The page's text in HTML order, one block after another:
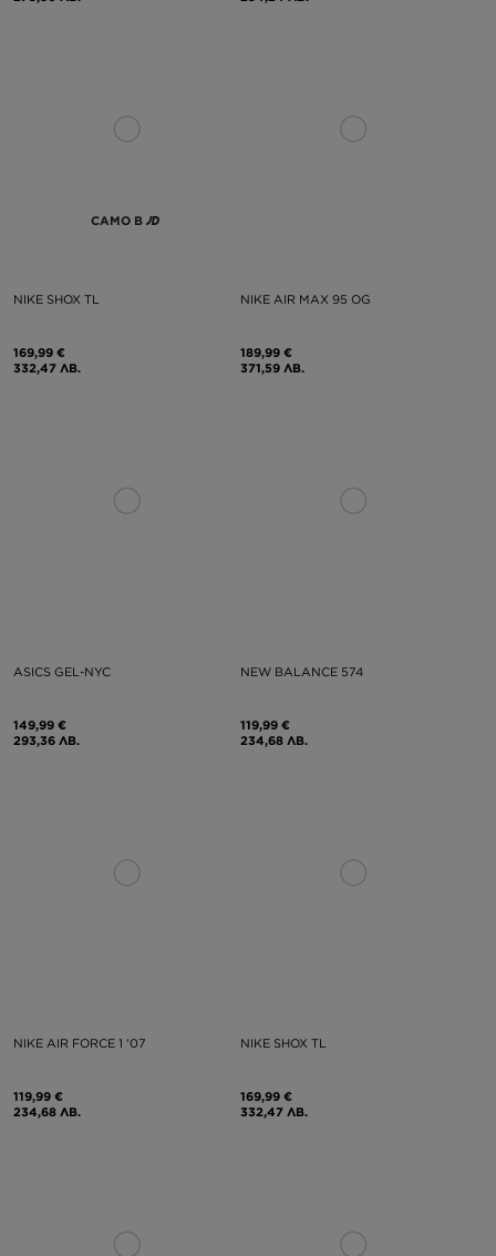
САМО В
NIKE SHOX TL
169,99 €
332,47 ЛВ.
NIKE AIR MAX 95 OG
189,99 €
371,59 ЛВ.
ASICS GEL-NYC
149,99 €
293,36 ЛВ.
NEW BALANCE 574
119,99 €
234,68 ЛВ.
NIKE AIR FORCE 1 '07
119,99 €
234,68 ЛВ.
NIKE SHOX TL
169,99 €
332,47 ЛВ.